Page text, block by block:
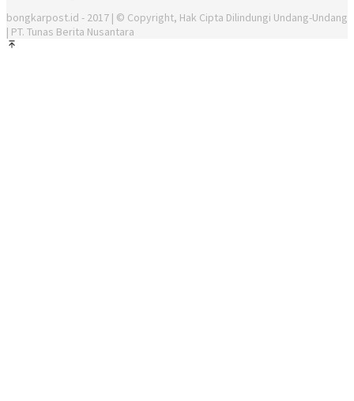
bongkarpost.id - 2017 | © Copyright, Hak Cipta Dilindungi Undang-Undang
| PT. Tunas Berita Nusantara